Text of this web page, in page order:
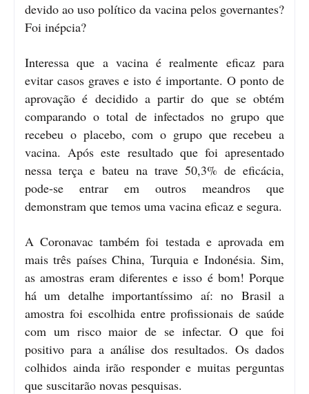
devido ao uso político da vacina pelos governantes?
Foi inépcia?
Interessa que a vacina é realmente eficaz para
evitar casos graves e isto é importante. O ponto de
aprovação é decidido a partir do que se obtém
comparando o total de infectados no grupo que
recebeu o placebo, com o grupo que recebeu a
vacina. Após este resultado que foi apresentado
nessa terça e bateu na trave 50,3% de eficácia,
pode-se entrar em outros meandros que
demonstram que temos uma vacina eficaz e segura.
A Coronavac também foi testada e aprovada em
mais três países China, Turquia e Indonésia. Sim,
as amostras eram diferentes e isso é bom! Porque
há um detalhe importantíssimo aí: no Brasil a
amostra foi escolhida entre profissionais de saúde
com um risco maior de se infectar. O que foi
positivo para a análise dos resultados. Os dados
colhidos ainda irão responder e muitas perguntas
que suscitarão novas pesquisas.